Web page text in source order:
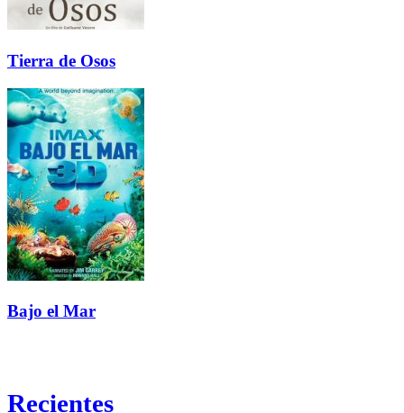
Tierra de Osos
Bajo el Mar
Recientes